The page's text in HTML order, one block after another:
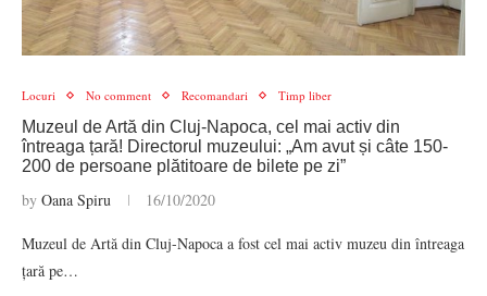
Locuri No comment Recomandari Timp liber
Muzeul de Artă din Cluj-Napoca, cel mai activ din
întreaga țară! Directorul muzeului: „Am avut și câte 150-
200 de persoane plătitoare de bilete pe zi”
by Oana Spiru 16/10/2020
Muzeul de Artă din Cluj-Napoca a fost cel mai activ muzeu din întreaga
țară pe…